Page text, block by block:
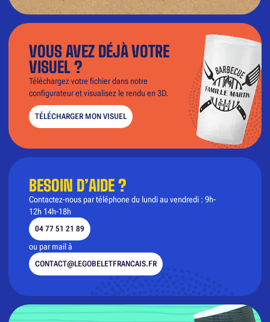
VOUS AVEZ DÉJÀ VOTRE
VISUEL ?
Téléchargez votre fichier dans notre
configurateur et visualisez le rendu en 3D.
TÉLÉCHARGER MON VISUEL
BESOIN D’AIDE ?
Contactez-nous par téléphone du lundi au vendredi : 9h-
12h 14h-18h
04 77 51 21 89
ou par mail à
CONTACT@LEGOBELETFRANCAIS.FR